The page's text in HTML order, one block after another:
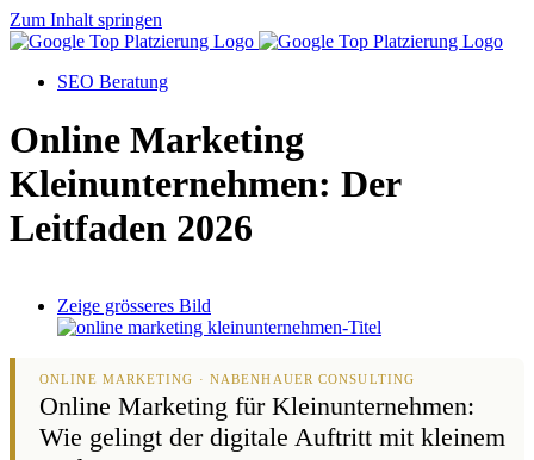
Zum Inhalt springen
SEO Beratung
Online Marketing
Kleinunternehmen: Der
Leitfaden 2026
Zeige grösseres Bild
ONLINE MARKETING · NABENHAUER CONSULTING
Online Marketing für Kleinunternehmen:
Wie gelingt der digitale Auftritt mit kleinem